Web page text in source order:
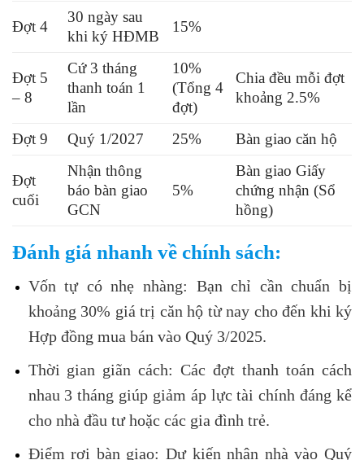
Đợt 4
30 ngày sau
khi ký HĐMB
15%
Đợt 5
– 8
Cứ 3 tháng
thanh toán 1
lần
10%
(Tổng 4
đợt)
Chia đều mỗi đợt
khoảng 2.5%
Đợt 9 Quý 1/2027 25% Bàn giao căn hộ
Đợt
cuối
Nhận thông
báo bàn giao
GCN
5%
Bàn giao Giấy
chứng nhận (Sổ
hồng)
Đánh giá nhanh về chính sách:
Vốn tự có nhẹ nhàng: Bạn chỉ cần chuẩn bị
khoảng 30% giá trị căn hộ từ nay cho đến khi ký
Hợp đồng mua bán vào Quý 3/2025.
Thời gian giãn cách: Các đợt thanh toán cách
nhau 3 tháng giúp giảm áp lực tài chính đáng kể
cho nhà đầu tư hoặc các gia đình trẻ.
Điểm rơi bàn giao: Dự kiến nhận nhà vào Quý